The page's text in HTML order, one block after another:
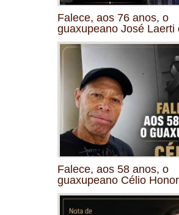
Falece, aos 76 anos, o
guaxupeano José Laerti
Falece, aos 58 anos, o
guaxupeano Célio